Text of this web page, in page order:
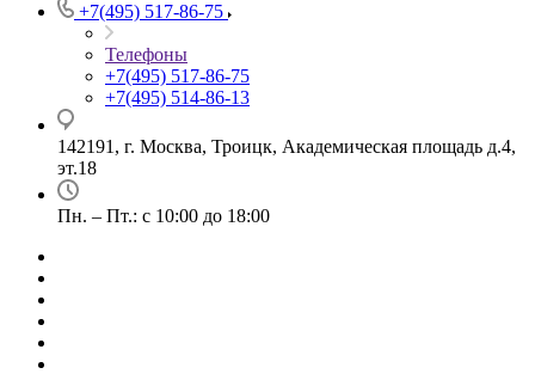
+7(495) 517-86-75
Телефоны
+7(495) 517-86-75
+7(495) 514-86-13
142191, г. Москва, Троицк, Академическая площадь д.4,
эт.18
Пн. – Пт.: с 10:00 до 18:00